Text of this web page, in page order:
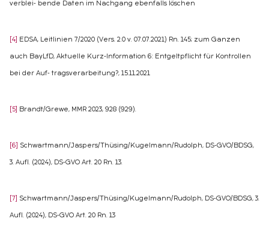
verblei‑ bende Daten im Nachgang ebenfalls löschen
[4] EDSA, Leitlinien 7/2020 (Vers. 2.0 v. 07.07.2021) Rn. 145; zum Ganzen
auch BayLfD, Aktuelle Kurz-Information 6: Entgeltpflicht für Kontrollen
bei der Auf‑ tragsverarbeitung?, 15.11.2021
[5] Brandt/Grewe, MMR 2023, 928 (929).
[6] Schwartmann/Jaspers/Thüsing/Kugelmann/Rudolph, DS‑GVO/BDSG,
3. Aufl. (2024), DS‑GVO Art. 20 Rn. 13.
[7] Schwartmann/Jaspers/Thüsing/Kugelmann/Rudolph, DS‑GVO/BDSG, 3.
Aufl. (2024), DS‑GVO Art. 20 Rn. 13